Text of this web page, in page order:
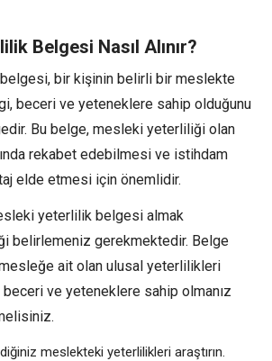
Belgesi Nasıl Alınır?
bir kişinin belirli bir meslekte
beceri ve yeteneklere sahip olduğunu
Bu belge, mesleki yeterliliği olan
rekabet edebilmesi ve istihdam
elde etmesi için önemlidir.
yeterlilik belgesi almak
belirlemeniz gerekmektedir. Belge
ait olan ulusal yeterlilikleri
ve yeteneklere sahip olmanız
meslekteki yeterlilikleri araştırın.